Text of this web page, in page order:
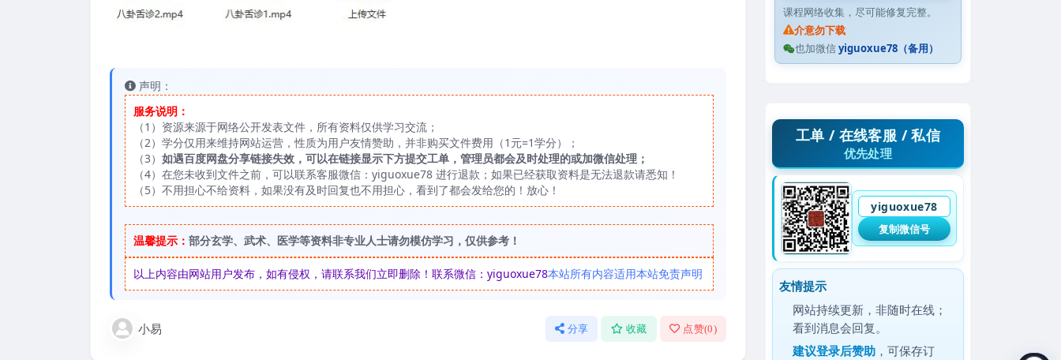
声明：
服务说明：
（1）资源来源于网络公开发表文件，所有资料仅供学习交流；
（2）学分仅用来维持网站运营，性质为用户友情赞助，并非购买文件费用（1元=1学分）；
（3） 如遇百度网盘分享链接失效，可以在链接显示下方提交工单，管理员都会及时处理的或加微信处理；
（4）在您未收到文件之前，可以联系客服微信：yiguoxue78 进行退款；如果已经获取资料是无法退款请悉知！
（5）不用担心不给资料，如果没有及时回复也不用担心，看到了都会发给您的！放心！
温馨提示： 部分玄学、武术、医学等资料非专业人士请勿模仿学习，仅供参考！
以上内容由网站用户发布，如有侵权，请联系我们立即删除！联系微信：yiguoxue78本站所有内容适用本站免责声明
小易 分享 收藏 点赞(0)
课程网络收集，尽可能修复完整。
介意勿下载
也加微信yiguoxue78（备用）
工单 / 在线客服 / 私信
优先处理
yiguoxue78
复制微信号
友情提示
网站持续更新，非随时在线；
看到消息会回复。
建议登录后赞助 ，可保存订